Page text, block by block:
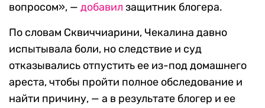
вопросом», — добавил защитник блогера.
По словам Сквиччиарини, Чекалина давно
испытывала боли, но следствие и суд
отказывались отпустить ее из-под домашнего
ареста, чтобы пройти полное обследование и
найти причину, — а в результате блогер и ее